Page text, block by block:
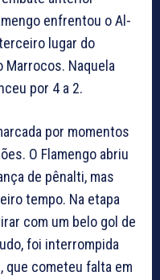
enfrentou o Al-
lugar do
Marrocos. Naquela
por 4 a 2.
por momentos
O Flamengo abriu
de pênalti, mas
tempo. Na etapa
com um belo gol de
foi interrompida
que cometeu falta em